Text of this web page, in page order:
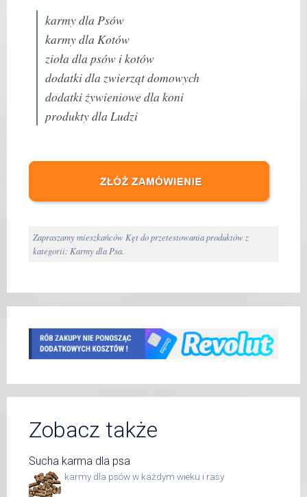
karmy dla Psów
karmy dla Kotów
zioła dla psów i kotów
dodatki dla zwierząt domowych
dodatki żywieniowe dla koni
produkty dla Ludzi
Zapraszamy mieszkańców Kęt do przetestowania produktów z
kategorii: Karmy dla Psa.
Zobacz także
Sucha karma dla psa
karmy dla psów w każdym wieku i rasy